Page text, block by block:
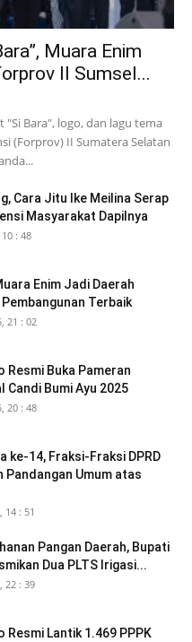
Muara Enim
II Sumsel...
"Si Bara", logo, dan lagu tema
(Forprov) II Sumatera Selatan
Cara Jitu Ike Meilina Serap
Masyarakat Dapilnya
: 48
Enim Jadi Daerah
Terbaik
21 : 02
Resmi Buka Pameran
Candi Bumi Ayu 2025
20 : 48
ke-14, Fraksi-Fraksi DPRD
Pandangan Umum atas
14 : 51
Pangan Daerah, Bupati
Dua PLTS Irigasi...
22 : 39
Resmi Lantik 1.469 PPPK